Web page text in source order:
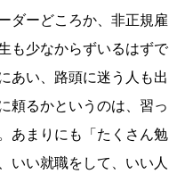
ダーどころか、非正規雇
も少なからずいるはずで
あい、路頭に迷う人も出
頼るかというのは、習っ
あまりにも「たくさん勉
いい就職をして、いい人